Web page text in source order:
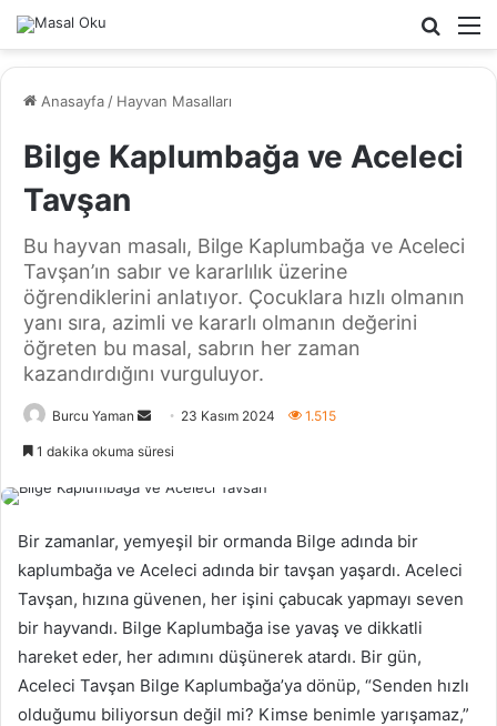
Arama
yap
Anasayfa / Hayvan Masalları
Bilge Kaplumbağa ve Aceleci
Tavşan
Bu hayvan masalı, Bilge Kaplumbağa ve Aceleci
Tavşan’ın sabır ve kararlılık üzerine
öğrendiklerini anlatıyor. Çocuklara hızlı olmanın
yanı sıra, azimli ve kararlı olmanın değerini
öğreten bu masal, sabrın her zaman
kazandırdığını vurguluyor.
Burcu Yaman
Bir
göndermek
23 Kasım 2024 1.515
1 dakika okuma süresi
Bir zamanlar, yemyeşil bir ormanda Bilge adında bir
kaplumbağa ve Aceleci adında bir tavşan yaşardı. Aceleci
Tavşan, hızına güvenen, her işini çabucak yapmayı seven
bir hayvandı. Bilge Kaplumbağa ise yavaş ve dikkatli
hareket eder, her adımını düşünerek atardı. Bir gün,
Aceleci Tavşan Bilge Kaplumbağa’ya dönüp, “Senden hızlı
olduğumu biliyorsun değil mi? Kimse benimle yarışamaz,”